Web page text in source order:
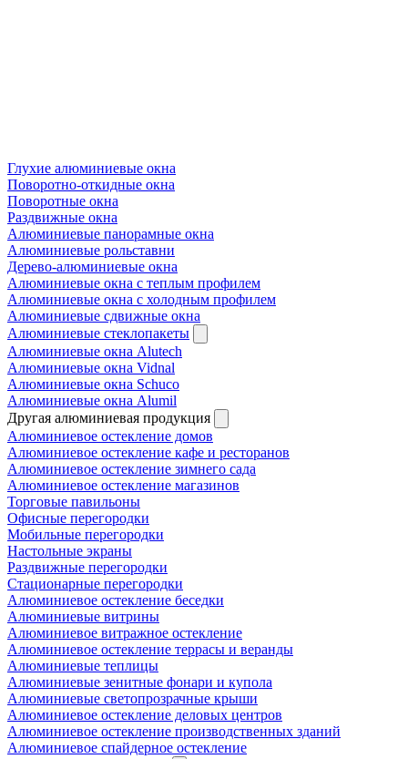
Глухие алюминиевые окна
Поворотно-откидные окна
Поворотные окна
Раздвижные окна
Алюминиевые панорамные окна
Алюминиевые рольставни
Дерево-алюминиевые окна
Алюминиевые окна с теплым профилем
Алюминиевые окна с холодным профилем
Алюминиевые сдвижные окна
Алюминиевые стеклопакеты
Алюминиевые окна Alutech
Алюминиевые окна Vidnal
Алюминиевые окна Schuco
Алюминиевые окна Alumil
Другая алюминиевая продукция
Алюминиевое остекление домов
Алюминиевое остекление кафе и ресторанов
Алюминиевое остекление зимнего сада
Алюминиевое остекление магазинов
Торговые павильоны
Офисные перегородки
Мобильные перегородки
Настольные экраны
Раздвижные перегородки
Стационарные перегородки
Алюминиевое остекление беседки
Алюминиевые витрины
Алюминиевое витражное остекление
Алюминиевое остекление террасы и веранды
Алюминиевые теплицы
Алюминиевые зенитные фонари и купола
Алюминиевые светопрозрачные крыши
Алюминиевое остекление деловых центров
Алюминиевое остекление производственных зданий
Алюминиевое спайдерное остекление